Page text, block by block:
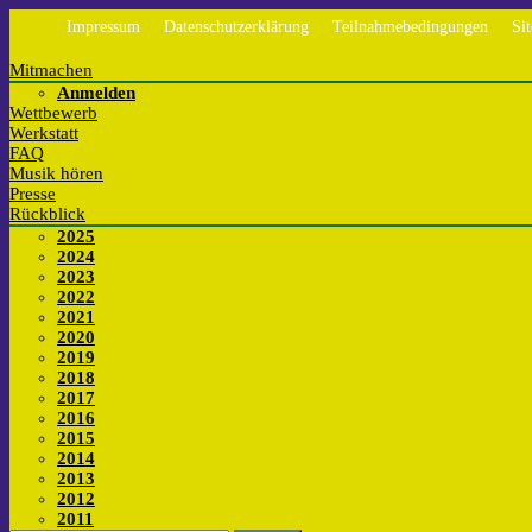
Impressum Datenschutzerklärung Teilnahmebedingungen
Mitmachen
Anmelden
Wettbewerb
Werkstatt
FAQ
Musik hören
Presse
Rückblick
2025
2024
2023
2022
2021
2020
2019
2018
2017
2016
2015
2014
2013
2012
2011